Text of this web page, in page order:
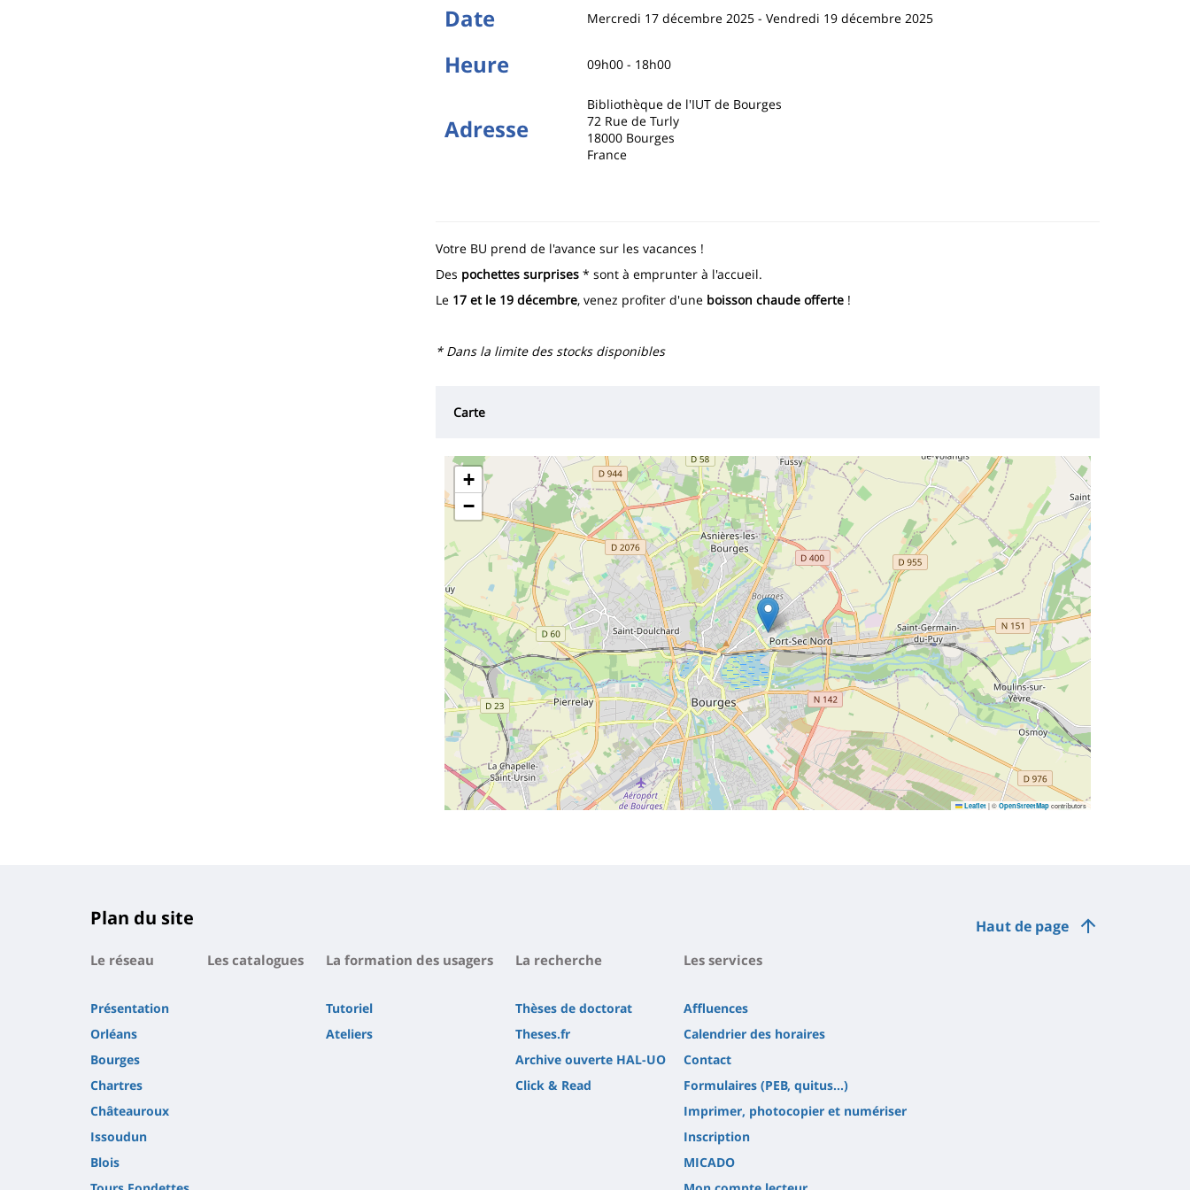
Date Mercredi 17 décembre 2025- Vendredi 19 décembre 2025
Heure 09h00 - 18h00
Adresse
Bibliothèque de l'IUT de Bourges
72 Rue de Turly
18000 Bourges
France
Votre BU prend de l'avance sur les vacances !
Des pochettes surprises* sont à emprunter à l'accueil.
Le 17 et le 19 décembre, venez profiter d'une boisson chaude offerte!
* Dans la limite des stocks disponibles
Carte
+
−
Leaflet |© OpenStreetMapcontributors
Haut de page
Plan du site
Le réseau
Présentation
Orléans
Bourges
Chartres
Châteauroux
Issoudun
Blois
Les catalogues La formation des usagers
Tutoriel
Ateliers
La recherche
Thèses de doctorat
Theses.fr
Archive ouverte HAL-UO
Click & Read
Les services
Affluences
Calendrier des horaires
Contact
Formulaires (PEB, quitus...)
Imprimer, photocopier et numériser
Inscription
MICADO